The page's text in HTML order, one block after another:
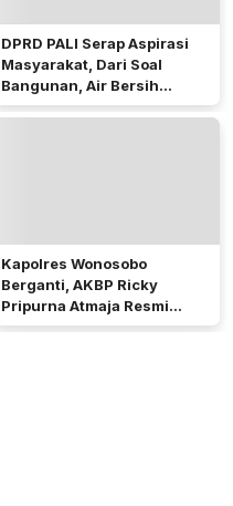
DPRD PALI Serap Aspirasi
Masyarakat, Dari Soal
Bangunan, Air Bersih
Hingga Pergub Seismik
Kapolres Wonosobo
Berganti, AKBP Ricky
Pripurna Atmaja Resmi
Menjabat